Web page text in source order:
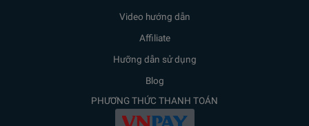
Video hướng dẫn
Affiliate
Hưỡng dẫn sử dụng
Blog
PHƯƠNG THỨC THANH TOÁN